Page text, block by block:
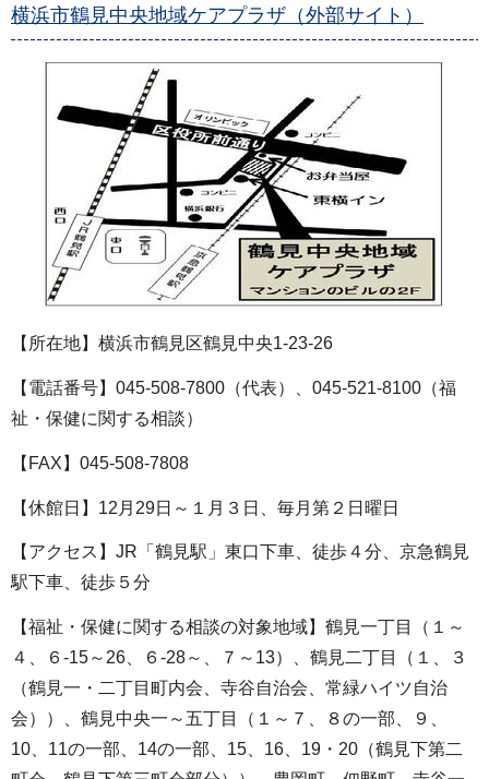
横浜市鶴見中央地域ケアプラザ（外部サイト）
【所在地】横浜市鶴見区鶴見中央1‐23‐26
【電話番号】045-508-7800（代表）、045-521-8100（福
祉・保健に関する相談）
【FAX】045-508-7808
【休館日】12月29日～１月３日、毎月第２日曜日
【アクセス】JR「鶴見駅」東口下車、徒歩４分、京急鶴見
駅下車、徒歩５分
【福祉・保健に関する相談の対象地域】鶴見一丁目（１～
４、６-15～26、６-28～、７～13）、鶴見二丁目（１、３
（鶴見一・二丁目町内会、寺谷自治会、常緑ハイツ自治
会））、鶴見中央一～五丁目（１～７、８の一部、９、
10、11の一部、14の一部、15、16、19・20（鶴見下第二